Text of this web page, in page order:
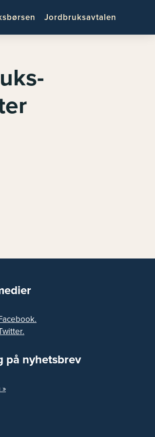
Jordbruksavtalen
på nyhetsbrev